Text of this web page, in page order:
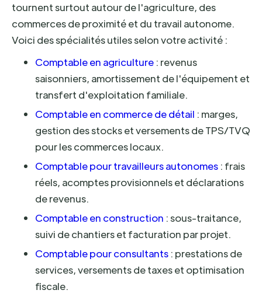
tournent surtout autour de l'agriculture, des
commerces de proximité et du travail autonome.
Voici des spécialités utiles selon votre activité :
Comptable en agriculture : revenus
saisonniers, amortissement de l'équipement et
transfert d'exploitation familiale.
Comptable en commerce de détail : marges,
gestion des stocks et versements de TPS/TVQ
pour les commerces locaux.
Comptable pour travailleurs autonomes : frais
réels, acomptes provisionnels et déclarations
de revenus.
Comptable en construction : sous-traitance,
suivi de chantiers et facturation par projet.
Comptable pour consultants : prestations de
services, versements de taxes et optimisation
fiscale.